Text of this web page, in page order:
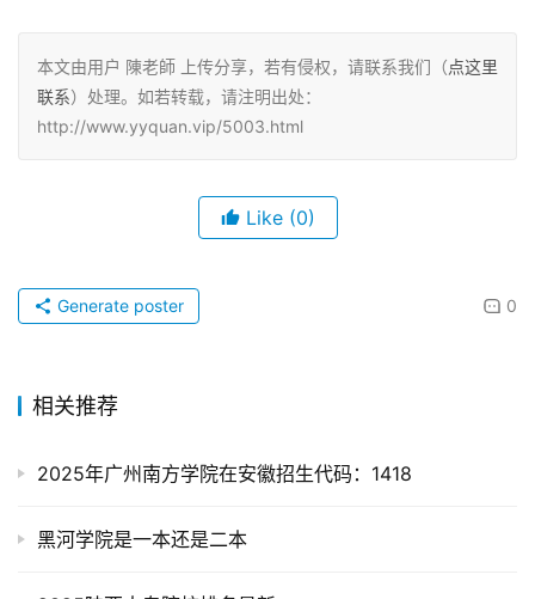
本文由用户 陳老師 上传分享，若有侵权，请联系我们（点这里
联系）处理。如若转载，请注明出处：
http://www.yyquan.vip/5003.html
Like (0)
0
Generate poster
相关推荐
2025年广州南方学院在安徽招生代码：1418
黑河学院是一本还是二本